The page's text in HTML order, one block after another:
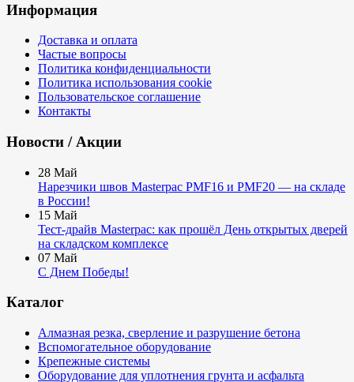
Информация
Доставка и оплата
Частые вопросы
Политика конфиденциальности
Политика использования cookie
Пользовательское соглашение
Контакты
Новости / Акции
28 Май
Нарезчики швов Masterpac PMF16 и PMF20 — на складе
в России!
15 Май
Тест-драйв Masterpac: как прошёл День открытых дверей
на складском комплексе
07 Май
С Днем Победы!
Каталог
Алмазная резка, сверление и разрушение бетона
Вспомогательное оборудование
Крепежные системы
Оборудование для уплотнения грунта и асфальта